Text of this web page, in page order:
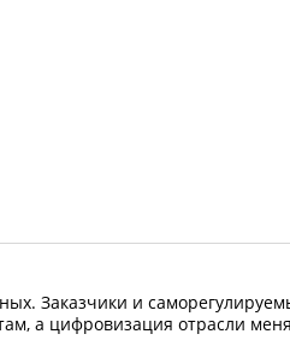
Заказчики и
а цифровизация отрасли